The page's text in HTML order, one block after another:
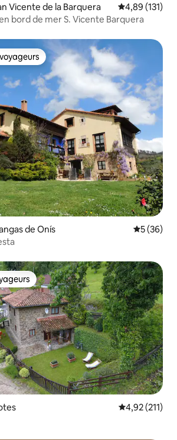
Vicente de la Barquera Évaluation
4,89 (131)
bord de mer S. Vicente Barquera
les plus appréciés
de Onís
5 (36)
Évaluation
4,92 (211)